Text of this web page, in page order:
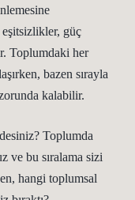
güç
Toplumdaki her
bazen sırayla
kalabilir.
Toplumda
ve bu sıralama sizi
hangi toplumsal